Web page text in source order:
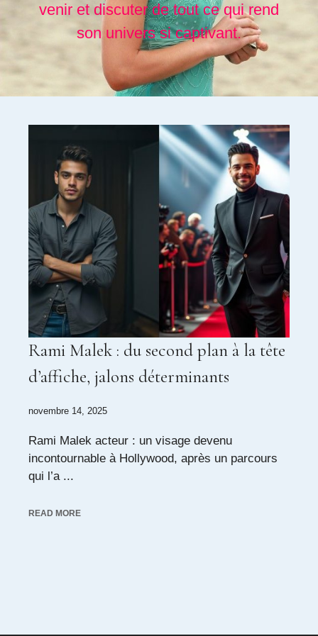
venir et discuter de tout ce qui rend
son univers si captivant.
Rami Malek : du second plan à la tête
d’affiche, jalons déterminants
novembre 14, 2025
Rami Malek acteur : un visage devenu
incontournable à Hollywood, après un parcours
qui l’a ...
READ MORE